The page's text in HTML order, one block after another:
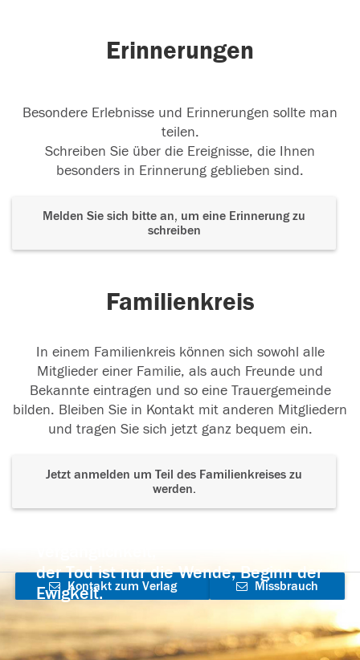
Erinnerungen
Besondere Erlebnisse und Erinnerungen sollte man
teilen.
Schreiben Sie über die Ereignisse, die Ihnen
besonders in Erinnerung geblieben sind.
Melden Sie sich bitte an, um eine Erinnerung zu
schreiben
Familienkreis
In einem Familienkreis können sich sowohl alle
Mitglieder einer Familie, als auch Freunde und
Bekannte eintragen und so eine Trauergemeinde
bilden. Bleiben Sie in Kontakt mit anderen Mitgliedern
und tragen Sie sich jetzt ganz bequem ein.
Jetzt anmelden um Teil des Familienkreises zu
werden.
der Tod ist nur die Wende, Beginn der
Ewigkeit.
Kontakt zum Verlag
aufnehmen
Missbrauch